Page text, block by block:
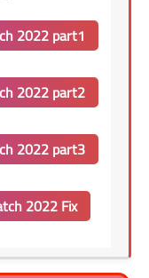
2022 part1
2022 part2
2022 part3
2022 Fix